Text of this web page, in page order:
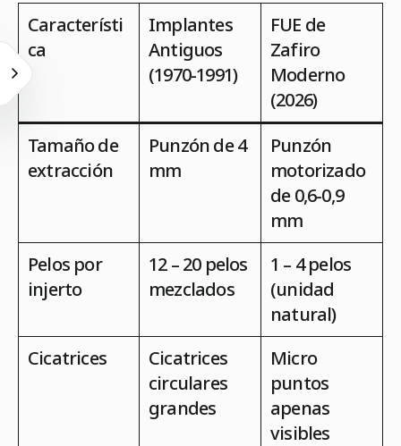
Característi
ca
Implantes
Antiguos
(1970-1991)
FUE de
Zafiro
Moderno
(2026)
Tamaño de
extracción
Punzón de 4
mm
Punzón
motorizado
de 0,6-0,9
mm
Pelos por
injerto
12 – 20 pelos
mezclados
1 – 4 pelos
(unidad
natural)
Cicatrices
Cicatrices
circulares
grandes
Micro
puntos
apenas
visibles